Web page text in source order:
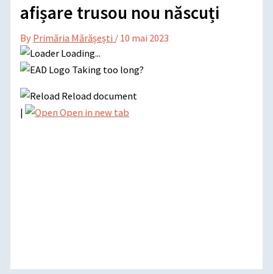
afișare trusou nou născuți
By Primăria Mărășești / 10 mai 2023
Loading...
Taking too long?
Reload document
|
Open in new tab